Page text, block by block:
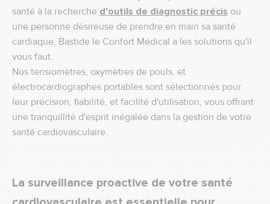
santé à la recherche d'outils de diagnostic précis ou
une personne désireuse de prendre en main sa santé
cardiaque, Bastide le Confort Médical a les solutions qu'il
vous faut.
Nos tensiomètres, oxymètres de pouls, et
électrocardiographes portables sont sélectionnés pour
leur précision, fiabilité, et facilité d'utilisation, vous offrant
une tranquillité d'esprit inégalée dans la gestion de votre
santé cardiovasculaire.
La surveillance proactive de votre santé